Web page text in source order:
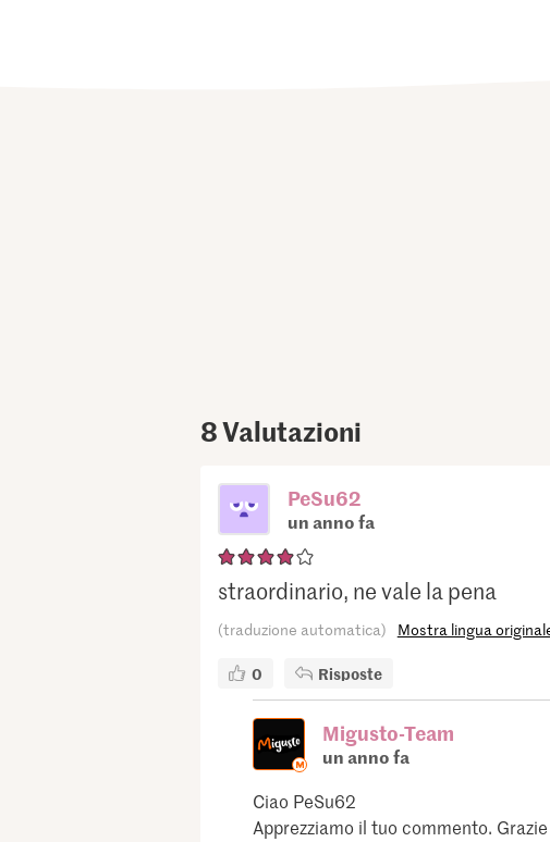
8Valutazioni
PeSu62
un anno fa
straordinario, ne vale la pena
(traduzione automatica) Mostra lingua
0 Risposte
Migusto-Team
un anno fa
Ciao PeSu62
Apprezziamo il tuo commento.